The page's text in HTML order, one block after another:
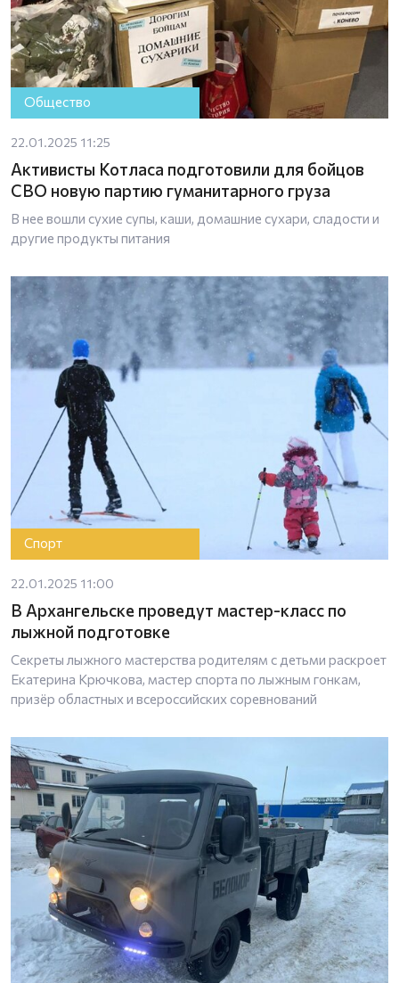
Общество
22.01.2025 11:25
Активисты Котласа подготовили для бойцов
СВО новую партию гуманитарного груза
В нее вошли сухие супы, каши, домашние сухари, сладости и
другие продукты питания
Спорт
22.01.2025 11:00
В Архангельске проведут мастер-класс по
лыжной подготовке
Секреты лыжного мастерства родителям с детьми раскроет
Екатерина Крючкова, мастер спорта по лыжным гонкам,
призёр областных и всероссийских соревнований